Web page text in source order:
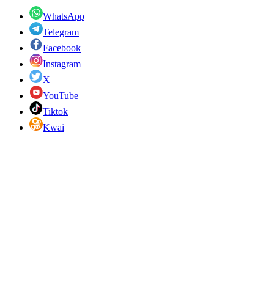
WhatsApp
Telegram
Facebook
Instagram
X
YouTube
Tiktok
Kwai